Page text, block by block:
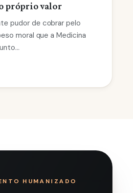
próprio valor
pudor de cobrar pelo
moral que a Medicina
HUMANIZADO